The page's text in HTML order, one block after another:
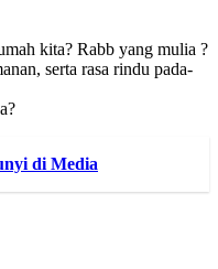
kita? Rabb yang mulia ?
serta rasa rindu pada-
di Media